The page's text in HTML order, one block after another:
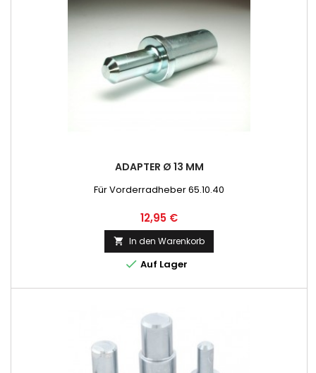
ADAPTER Ø 13 MM
Für Vorderradheber 65.10.40
Preis
12,95 €
 In den Warenkorb
 Auf Lager